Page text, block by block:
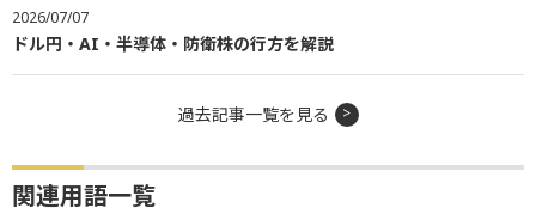
2026/07/07
ドル円・AI・半導体・防衛株の行方を解説
過去記事一覧を見る
関連用語一覧